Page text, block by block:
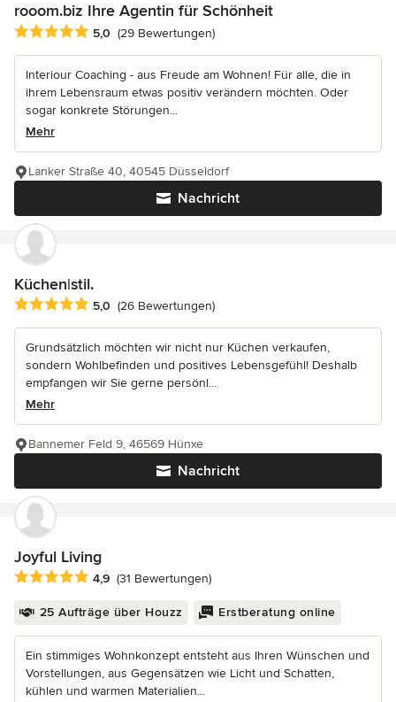
rooom.biz Ihre Agentin für Schönheit
Durchschnittliche Bewertung: 5 von 5 Sternen
5,0 (29 Bewertungen)
Interiour Coaching - aus Freude am Wohnen! Für alle, die in
ihrem Lebensraum etwas positiv verändern möchten. Oder
sogar konkrete Störungen...
Mehr
Nachricht
Lanker Straße 40, 40545 Düsseldorf
Küchen|stil.
Durchschnittliche Bewertung: 5 von 5 Sternen
5,0 (26 Bewertungen)
Grundsätzlich möchten wir nicht nur Küchen verkaufen,
sondern Wohlbefinden und positives Lebensgefühl! Deshalb
empfangen wir Sie gerne persönl...
Mehr
Nachricht
Bannemer Feld 9, 46569 Hünxe
Joyful Living
Durchschnittliche Bewertung: 4.9 von 5 Sternen
4,9 (31 Bewertungen)
25 Aufträge über Houzz Erstberatung online
Ein stimmiges Wohnkonzept entsteht aus Ihren Wünschen und
Vorstellungen, aus Gegensätzen wie Licht und Schatten,
kühlen und warmen Materialien...